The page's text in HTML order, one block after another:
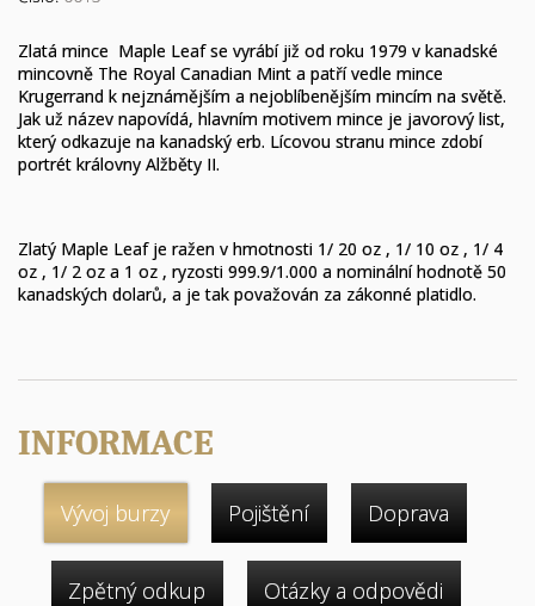
Zlatá mince Maple Leaf se vyrábí již od roku 1979 v kanadské
mincovně The Royal Canadian Mint a patří vedle mince
Krugerrand k nejznámějším a nejoblíbenějším mincím na světě.
Jak už název napovídá, hlavním motivem mince je javorový list,
který odkazuje na kanadský erb. Lícovou stranu mince zdobí
portrét královny Alžběty II.
Zlatý Maple Leaf je ražen v hmotnosti 1/ 20 oz , 1/ 10 oz , 1/ 4
oz , 1/ 2 oz a 1 oz , ryzosti 999.9/1.000 a nominální hodnotě 50
kanadských dolarů, a je tak považován za zákonné platidlo.
INFORMACE
Vývoj burzy Pojištění Doprava
Zpětný odkup Otázky a odpovědi